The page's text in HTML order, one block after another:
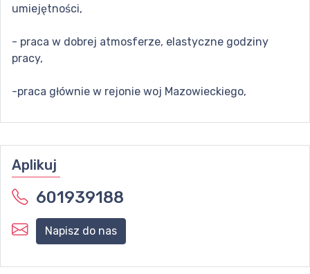
umiejętności,
- praca w dobrej atmosferze, elastyczne godziny
pracy,
-praca głównie w rejonie woj Mazowieckiego,
Aplikuj
601939188
Napisz do nas